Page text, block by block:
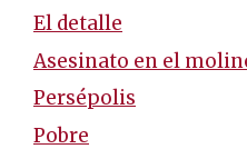
El detalle
Asesinato en el
Persépolis
Pobre